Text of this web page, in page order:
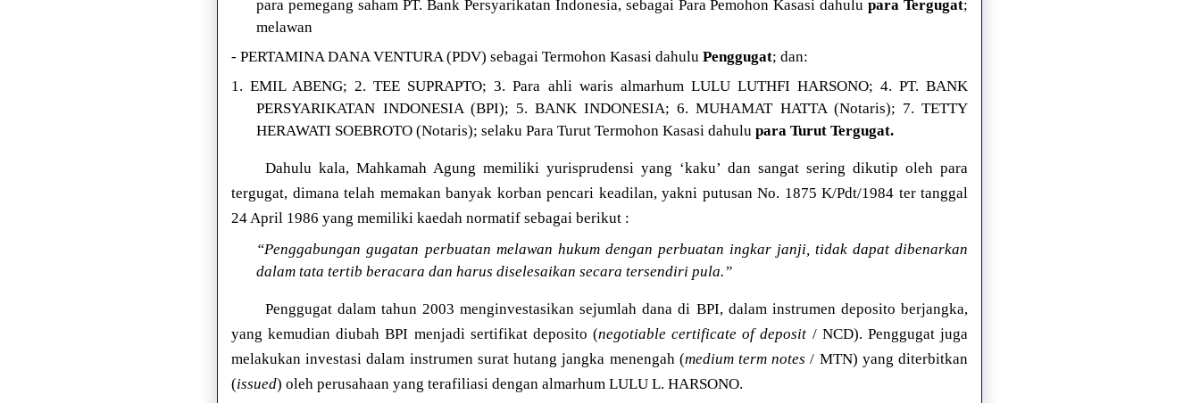
para pemegang saham PT. Bank Persyarikatan Indonesia, sebagai Para Pemohon Kasasi dahulupara Tergugat;
melawan
- PERTAMINA DANA VENTURA (PDV) sebagai Termohon Kasasi dahulu Penggugat; dan:
1. EMIL ABENG; 2. TEE SUPRAPTO; 3. Para ahli waris almarhum LULU LUTHFI HARSONO; 4. PT. BANK
PERSYARIKATAN INDONESIA (BPI); 5. BANK INDONESIA; 6. MUHAMAT HATTA (Notaris); 7. TETTY
HERAWATI SOEBROTO (Notaris); selaku Para Turut Termohon Kasasi dahulupara Turut Tergugat.
Dahulu kala, Mahkamah Agung memiliki yurisprudensi yang ‘kaku’ dan sangat sering dikutip oleh para
tergugat, dimana telah memakan banyak korban pencari keadilan, yakni putusan No. 1875 K/Pdt/1984 ter tanggal
24 April 1986 yang memiliki kaedah normatif sebagai berikut :
“Penggabungan gugatan perbuatan melawan hukum dengan perbuatan ingkar janji, tidak dapat dibenarkan
dalam tata tertib beracara dan harus diselesaikan secara tersendiri pula.”
Penggugat dalam tahun 2003 menginvestasikan sejumlah dana di BPI, dalam instrumen deposito berjangka,
yang kemudian diubah BPI menjadi sertifikat deposito (negotiable certificate of deposit / NCD). Penggugat juga
melakukan investasi dalam instrumen surat hutang jangka menengah (medium term notes / MTN) yang diterbitkan
(issued) oleh perusahaan yang terafiliasi dengan almarhum LULU L. HARSONO.